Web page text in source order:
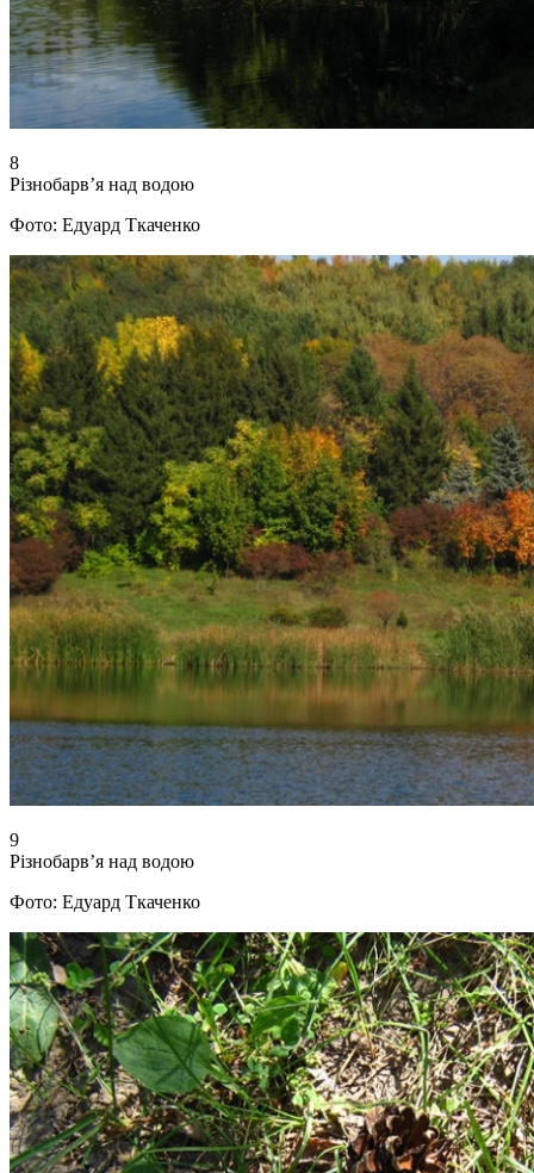
8
Різнобарв’я над водою
Фото: Едуард Ткаченко
9
Різнобарв’я над водою
Фото: Едуард Ткаченко